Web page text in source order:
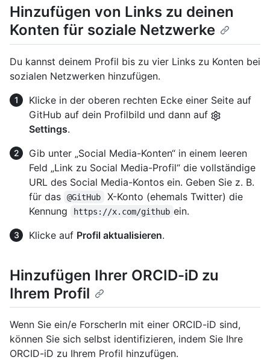
Hinzufügen von Links zu deinen
Konten für soziale Netzwerke
Du kannst deinem Profil bis zu vier Links zu Konten bei
sozialen Netzwerken hinzufügen.
Klicke in der oberen rechten Ecke einer Seite auf
GitHub auf dein Profilbild und dann auf
Settings.
Gib unter „Social Media-Konten“ in einem leeren
Feld „Link zu Social Media-Profil“ die vollständige
URL des Social Media-Kontos ein. Geben Sie z. B.
für das
@GitHub
X-Konto (ehemals Twitter) die
Kennung
https://x.com/github ein.
Klicke auf Profil aktualisieren.
Hinzufügen Ihrer ORCID-iD zu
Ihrem Profil
Wenn Sie ein/e ForscherIn mit einer ORCID-iD sind,
können Sie sich selbst identifizieren, indem Sie Ihre
ORCID-iD zu Ihrem Profil hinzufügen.